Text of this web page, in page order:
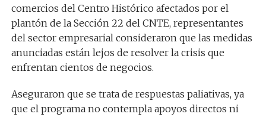
comercios del Centro Histórico afectados por el
plantón de la Sección 22 del CNTE, representantes
del sector empresarial consideraron que las medidas
anunciadas están lejos de resolver la crisis que
enfrentan cientos de negocios.
Aseguraron que se trata de respuestas paliativas, ya
que el programa no contempla apoyos directos ni